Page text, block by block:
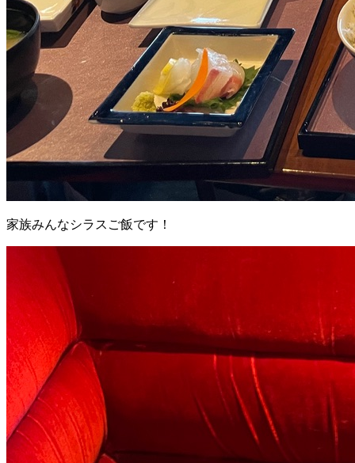
家族みんなシラスご飯です！